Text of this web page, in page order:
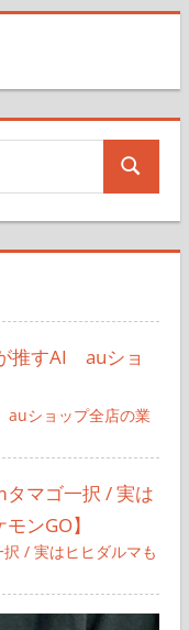
検
auショップ全店の業
/ 実はヒヒダルマも